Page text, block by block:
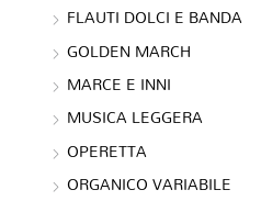
FLAUTI DOLCI E BANDA
GOLDEN MARCH
MARCE E INNI
MUSICA LEGGERA
OPERETTA
ORGANICO VARIABILE